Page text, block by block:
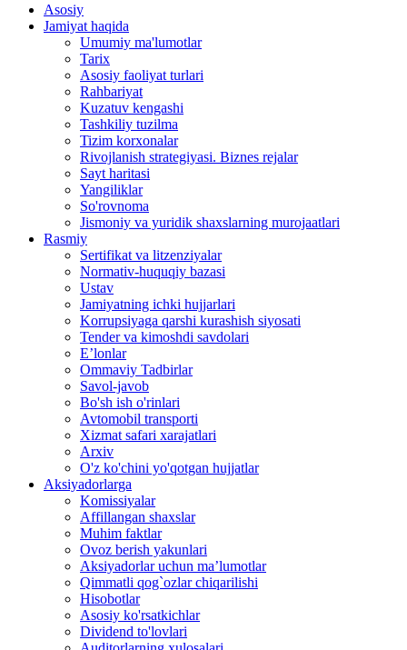
Asosiy
Jamiyat haqida
Umumiy ma'lumotlar
Tarix
Asosiy faoliyat turlari
Rahbariyat
Kuzatuv kengashi
Tashkiliy tuzilma
Tizim korxonalar
Rivojlanish strategiyasi. Biznes rejalar
Sayt haritasi
Yangiliklar
So'rovnoma
Jismoniy va yuridik shaxslarning murojaatlari
Rasmiy
Sertifikat va litzenziyalar
Normativ-huquqiy bazasi
Ustav
Jamiyatning ichki hujjarlari
Korrupsiyaga qarshi kurashish siyosati
Tender va kimoshdi savdolari
E’lonlar
Ommaviy Tadbirlar
Savol-javob
Bo'sh ish o'rinlari
Avtomobil transporti
Xizmat safari xarajatlari
Arxiv
O'z ko'chini yo'qotgan hujjatlar
Aksiyadorlarga
Komissiyalar
Affillangan shaxslar
Muhim faktlar
Ovoz berish yakunlari
Aksiyadorlar uchun ma’lumotlar
Qimmatli qog`ozlar chiqarilishi
Hisobotlar
Asosiy ko'rsatkichlar
Dividend to'lovlari